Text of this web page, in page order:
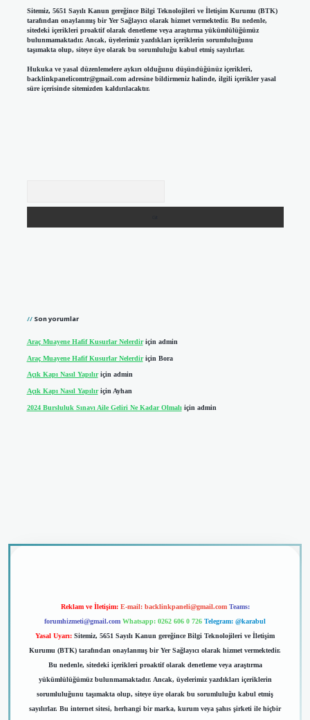
Sitemiz, 5651 Sayılı Kanun gereğince Bilgi Teknolojileri ve İletişim Kurumu (BTK)
tarafından onaylanmış bir Yer Sağlayıcı olarak hizmet vermektedir. Bu nedenle,
sitedeki içerikleri proaktif olarak denetleme veya araştırma yükümlülüğümüz
bulunmamaktadır. Ancak, üyelerimiz yazdıkları içeriklerin sorumluluğunu
taşımakta olup, siteye üye olarak bu sorumluluğu kabul etmiş sayılırlar.
Hukuka ve yasal düzenlemelere aykırı olduğunu düşündüğünüz içerikleri,
backlinkpanelicomtr@gmail.comadresine bildirmeniz halinde, ilgili içerikler yasal
süre içerisinde sitemizden kaldırılacaktır.
Son yorumlar
Araç Muayene Hafif Kusurlar Nelerdiriçin admin
Araç Muayene Hafif Kusurlar Nelerdiriçin Bora
Açık Kapı Nasıl Yapılıriçin admin
Açık Kapı Nasıl Yapılıriçin Ayhan
2024 Bursluluk Sınavı Aile Geliri Ne Kadar Olmalıiçin admin
Reklam ve İletişim: E-mail: backlinkpaneli@gmail.com Teams:
forumhizmeti@gmail.com Whatsapp: 0262 606 0 726 Telegram: @karabul
Yasal Uyarı: Sitemiz, 5651 Sayılı Kanun gereğince Bilgi Teknolojileri ve İletişim
Kurumu (BTK) tarafından onaylanmış bir Yer Sağlayıcı olarak hizmet vermektedir.
Bu nedenle, sitedeki içerikleri proaktif olarak denetleme veya araştırma
yükümlülüğümüz bulunmamaktadır. Ancak, üyelerimiz yazdıkları içeriklerin
sorumluluğunu taşımakta olup, siteye üye olarak bu sorumluluğu kabul etmiş
sayılırlar. Bu internet sitesi, herhangi bir marka, kurum veya şahıs şirketi ile hiçbir